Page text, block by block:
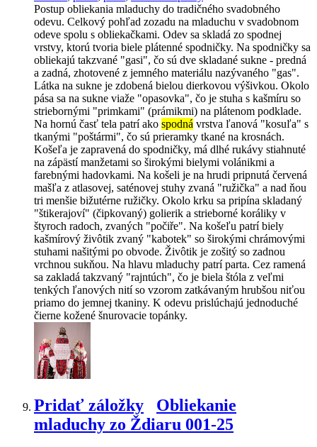
Postup obliekania mladuchy do tradičného svadobného
odevu. Celkový pohľad zozadu na mladuchu v svadobnom
odeve spolu s obliekačkami. Odev sa skladá zo spodnej
vrstvy, ktorú tvoria biele plátenné spodničky. Na spodničky sa
obliekajú takzvané "gasi", čo sú dve skladané sukne - predná
a zadná, zhotovené z jemného materiálu nazývaného "gas".
Látka na sukne je zdobená bielou dierkovou výšivkou. Okolo
pása sa na sukne viaže "opasovka", čo je stuha s kašmíru so
striebornými "primkami" (prámikmi) na plátenom podklade.
Na hornú časť tela patrí ako spodná vrstva ľanová "kosuľa" s
tkanými "poštármi", čo sú prieramky tkané na krosnách.
Košeľa je zapravená do spodničky, má dlhé rukávy stiahnuté
na zápästí manžetami so širokými bielymi volánikmi a
farebnými hadovkami. Na košeli je na hrudi pripnutá červená
mašľa z atlasovej, saténovej stuhy zvaná "ružička" a nad ňou
tri menšie bižutérne ružičky. Okolo krku sa pripína skladaný
"štikerajoví" (čipkovaný) golierik a strieborné koráliky v
štyroch radoch, zvaných "počiře". Na košeľu patrí biely
kašmírový živôtik zvaný "kabotek" so širokými chrámovými
stuhami našitými po obvode. Živôtik je zošitý so zadnou
vrchnou sukňou. Na hlavu mladuchy patrí parta. Cez ramená
sa zakladá takzvaný "rajntúch", čo je biela štóla z veľmi
tenkých ľanových nití so vzorom zatkávaným hrubšou niťou
priamo do jemnej tkaniny. K odevu prislúchajú jednoduché
čierne kožené šnurovacie topánky.
Pridať záložky
Obliekanie
mladuchy zo Ždiaru 001-25